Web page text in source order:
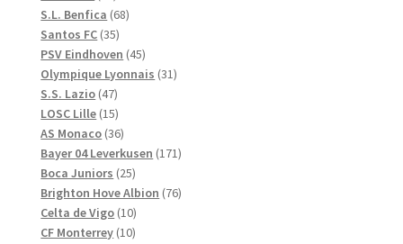
produkter
S.L. Benfica 6868
Santos FC 3535
produkter
PSV Eindhoven 4545
produkter
Olympique Lyonnais 3131
S.S. Lazio 4747
produkter
LOSC Lille 1515
produkter
AS Monaco 3636
produkter
Bayer 04 Leverkusen 171171
Boca Juniors 2525
produkter
Brighton Hove Albion 7676
Celta de Vigo 1010
produkter
CF Monterrey 1010